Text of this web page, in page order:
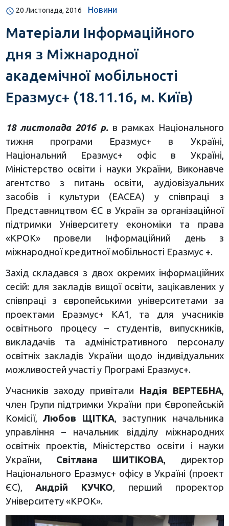
20 Листопада, 2016 Новини
Матеріали Інформаційного
дня з Міжнародної
академічної мобільності
Еразмус+ (18.11.16, м. Київ)
18 листопада 2016 р. в рамках Національного
тижня програми Еразмус+ в Україні,
Національний Еразмус+ офіс в Україні,
Міністерство освіти і науки України, Виконавче
агентство з питань освіти, аудіовізуальних
засобів і культури (ЕАСЕА) у співпраці з
Представництвом ЄС в Україн за організаційної
підтримки Університету економіки та права
«КРОК» провели Інформаційний день з
міжнародної кредитної мобільності Еразмус +.
Захід складався з двох окремих інформаційних
сесій: для закладів вищої освіти, зацікавлених у
співпраці з європейськими університетами за
проектами Еразмус+ КА1, та для учасників
освітнього процесу – студентів, випускників,
викладачів та адміністративного персоналу
освітніх закладів України щодо індивідуальних
можливостей участі у Програмі Еразмус+.
Учасників заходу привітали Надія ВЕРТЕБНА,
член Групи підтримки України при Європейській
Комісії, Любов ЩІТКА, заступник начальника
управління – начальник відділу міжнародних
освітніх проектів, Міністерство освіти і науки
України, Світлана ШИТІКОВА, директор
Національного Еразмус+ офісу в Україні (проект
ЄС),Андрій КУЧКО, перший проректор
Університету «КРОК».